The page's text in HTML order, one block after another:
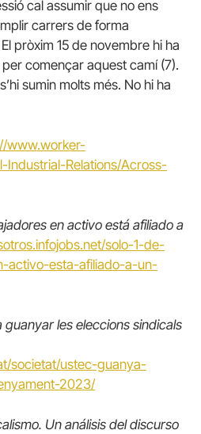
cal assumir que no ens
carrers de forma
pròxim 15 de novembre hi ha
començar aquest camí (7).
sumin molts més. No hi ha
www.worker-
Industrial-Relations/Across-
en activo está afiliado a
solo-1-de-
activo-esta-afiliado-a-un-
guanyar les eleccions sindicals
societat/ustec-guanya-
2023/
Un análisis del discurso